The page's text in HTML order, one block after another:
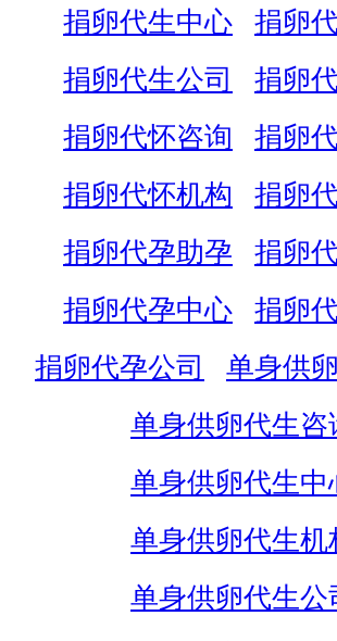
捐卵代生中心
捐卵
捐卵代生公司
捐卵
捐卵代怀咨询
捐卵
捐卵代怀机构
捐卵
捐卵代孕助孕
捐卵
捐卵代孕中心
捐卵
捐卵代孕公司
单身供
单身供卵代生咨
单身供卵代生中
单身供卵代生机
单身供卵代生公